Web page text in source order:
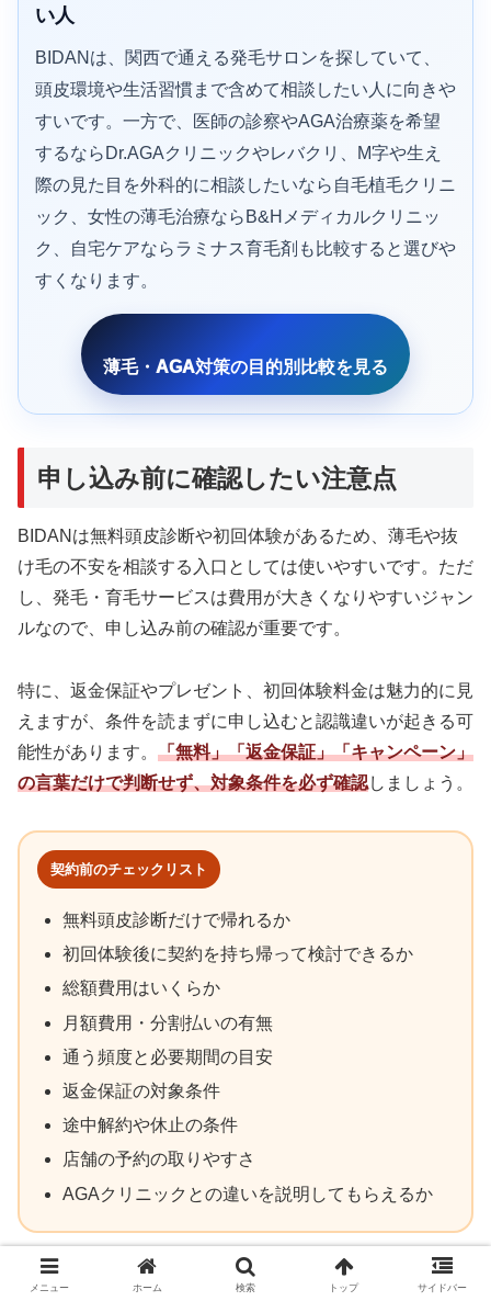
い人
BIDANは、関西で通える発毛サロンを探していて、
頭皮環境や生活習慣まで含めて相談したい人に向きや
すいです。一方で、医師の診察やAGA治療薬を希望
するならDr.AGAクリニックやレバクリ、M字や生え
際の見た目を外科的に相談したいなら自毛植毛クリニ
ック、女性の薄毛治療ならB&Hメディカルクリニッ
ク、自宅ケアならラミナス育毛剤も比較すると選びや
すくなります。
薄毛・AGA対策の目的別比較を見る
申し込み前に確認したい注意点
BIDANは無料頭皮診断や初回体験があるため、薄毛や抜
け毛の不安を相談する入口としては使いやすいです。ただ
し、発毛・育毛サービスは費用が大きくなりやすいジャン
ルなので、申し込み前の確認が重要です。
特に、返金保証やプレゼント、初回体験料金は魅力的に見
えますが、条件を読まずに申し込むと認識違いが起きる可
能性があります。 「無料」「返金保証」「キャンペーン」
の言葉だけで判断せず、対象条件を必ず確認しましょう。
契約前のチェックリスト
無料頭皮診断だけで帰れるか
初回体験後に契約を持ち帰って検討できるか
総額費用はいくらか
月額費用・分割払いの有無
通う頻度と必要期間の目安
返金保証の対象条件
途中解約や休止の条件
店舗の予約の取りやすさ
AGAクリニックとの違いを説明してもらえるか
メニュー ホーム 検索 トップ サイドバー